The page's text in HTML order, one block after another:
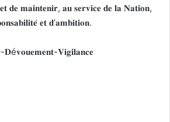
𝐞𝐭 𝐝𝐞 𝐦𝐚𝐢𝐧𝐭𝐞𝐧𝐢𝐫, 𝐚𝐮 𝐬𝐞𝐫𝐯𝐢𝐜𝐞 𝐝𝐞 𝐥𝐚 𝐍𝐚𝐭𝐢𝐨𝐧,
𝐞𝐭 𝐝’𝐚𝐦𝐛𝐢𝐭𝐢𝐨𝐧.
𝐕𝐢𝐠𝐢𝐥𝐚𝐧𝐜𝐞